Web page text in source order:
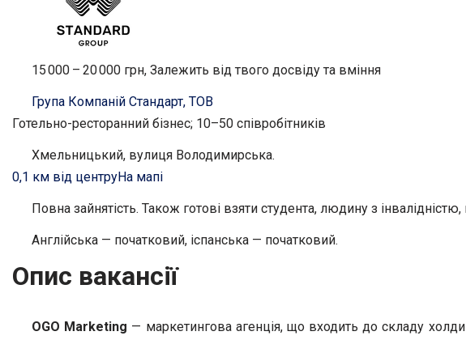
15 000 – 20 000 грн, Залежить від твого досвіду та вміння
Група Компаній Стандарт, ТОВ
Готельно-ресторанний бізнес; 10–50 співробітників
Хмельницький, вулиця Володимирська.
0,1 км від центруНа мапі
Повна зайнятість. Також готові взяти студента, людину з
Англійська — початковий, іспанська — початковий.
Опис вакансії
OGO Marketing — маркетингова агенція, що входить до складу